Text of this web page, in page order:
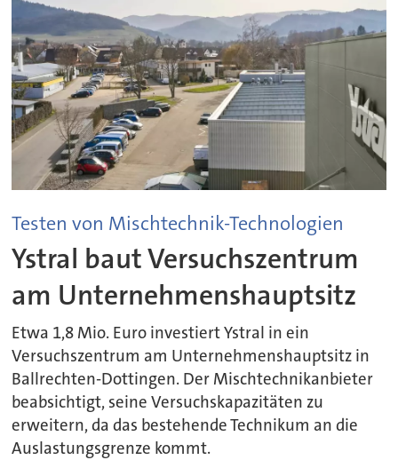
Testen von Mischtechnik-Technologien
Ystral baut Versuchszentrum
am Unternehmenshauptsitz
Etwa 1,8 Mio. Euro investiert Ystral in ein
Versuchszentrum am Unternehmenshauptsitz in
Ballrechten-Dottingen. Der Mischtechnikanbieter
beabsichtigt, seine Versuchskapazitäten zu
erweitern, da das bestehende Technikum an die
Auslastungsgrenze kommt.